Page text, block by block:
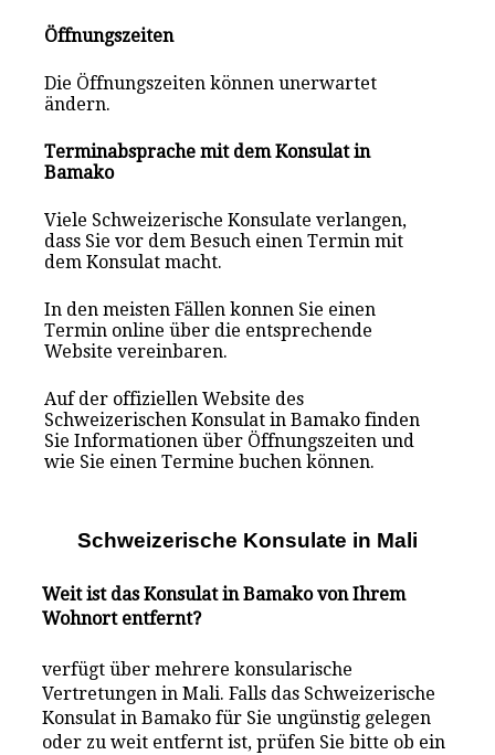
Öffnungszeiten
Die Öffnungszeiten können unerwartet
ändern.
Terminabsprache mit dem Konsulat in
Bamako
Viele Schweizerische Konsulate verlangen,
dass Sie vor dem Besuch einen Termin mit
dem Konsulat macht.
In den meisten Fällen konnen Sie einen
Termin online über die entsprechende
Website vereinbaren.
Auf der offiziellen Website des
Schweizerischen Konsulat in Bamako finden
Sie Informationen über Öffnungszeiten und
wie Sie einen Termine buchen können.
Schweizerische Konsulate in Mali
Weit ist das Konsulat in Bamako von Ihrem
Wohnort entfernt?
verfügt über mehrere konsularische
Vertretungen in Mali. Falls das Schweizerische
Konsulat in Bamako für Sie ungünstig gelegen
oder zu weit entfernt ist, prüfen Sie bitte ob ein